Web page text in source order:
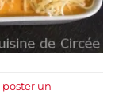
poster un